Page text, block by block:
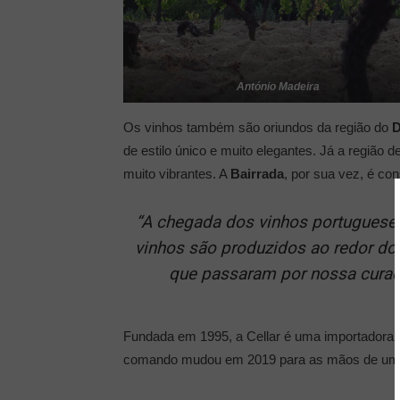
António Madeira
Os vinhos também são oriundos da região do
de estilo único e muito elegantes. Já a região
muito vibrantes. A Bairrada, por sua vez, é
“A chegada dos vinhos
vinhos são produzidos ao redor
que passaram por nossa
Fundada em 1995, a Cellar é uma
comando mudou em 2019 para as mãos de